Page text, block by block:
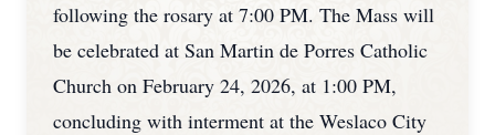
following the rosary at 7:00 PM. The Mass will
be celebrated at San Martin de Porres Catholic
Church on February 24, 2026, at 1:00 PM,
concluding with interment at the Weslaco City